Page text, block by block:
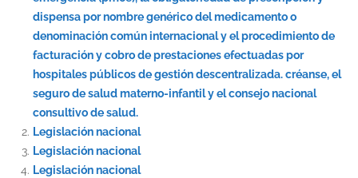
dispensa por nombre genérico del medicamento o
denominación común internacional y el procedimiento de
facturación y cobro de prestaciones efectuadas por
hospitales públicos de gestión descentralizada. créanse, el
seguro de salud materno-infantil y el consejo nacional
consultivo de salud.
Legislación nacional
Legislación nacional
Legislación nacional